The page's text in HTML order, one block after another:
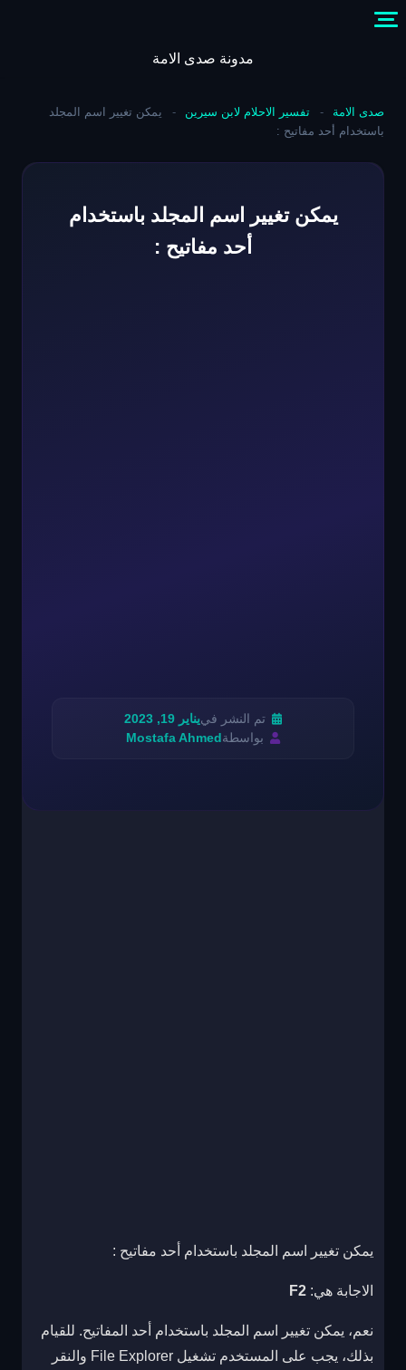
content
مدونة صدى الامة
صدى الامة - تفسير الاحلام لابن سيرين -
يمكن تغيير اسم المجلد
باستخدام أحد مفاتيح :
يمكن تغيير اسم المجلد باستخدام
أحد مفاتيح :
تم النشر فييناير 19, 2023
بواسطة Mostafa Ahmed
يمكن تغيير اسم المجلد باستخدام أحد مفاتيح :
الاجابة هي: F2
نعم، يمكن تغيير اسم المجلد باستخدام أحد المفاتيح. للقيام
بذلك، يجب على المستخدم تشغيل File Explorer والنقر